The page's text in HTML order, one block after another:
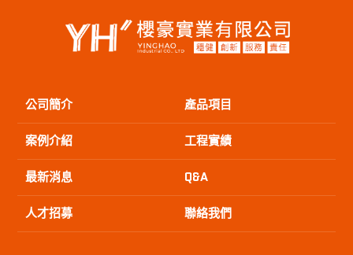
公司簡介 產品項目
案例介紹 工程實績
最新消息 Q&A
人才招募 聯絡我們